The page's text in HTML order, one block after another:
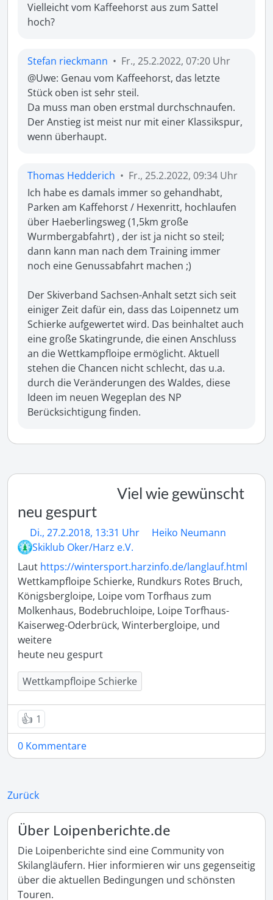
Vielleicht vom Kaffeehorst aus zum Sattel
hoch?
Stefan rieckmann • Fr., 25.2.2022, 07:20 Uhr
@Uwe: Genau vom Kaffeehorst, das letzte
Stück oben ist sehr steil.
Da muss man oben erstmal durchschnaufen.
Der Anstieg ist meist nur mit einer Klassikspur,
wenn überhaupt.
Thomas Hedderich • Fr., 25.2.2022, 09:34 Uhr
Ich habe es damals immer so gehandhabt,
Parken am Kaffehorst / Hexenritt, hochlaufen
über Haeberlingsweg (1,5km große
Wurmbergabfahrt) , der ist ja nicht so steil;
dann kann man nach dem Training immer
noch eine Genussabfahrt machen ;)
Der Skiverband Sachsen-Anhalt setzt sich seit
einiger Zeit dafür ein, dass das Loipennetz um
Schierke aufgewertet wird. Das beinhaltet auch
eine große Skatingrunde, die einen Anschluss
an die Wettkampfloipe ermöglicht. Aktuell
stehen die Chancen nicht schlecht, das u.a.
durch die Veränderungen des Waldes, diese
Ideen im neuen Wegeplan des NP
Berücksichtigung finden.
Viel wie gewünscht
neu gespurt
Di., 27.2.2018, 13:31 Uhr
Heiko Neumann
Skiklub Oker/Harz e.V.
Laut https://wintersport.harzinfo.de/langlauf.html
Wettkampfloipe Schierke, Rundkurs Rotes Bruch,
Königsbergloipe, Loipe vom Torfhaus zum
Molkenhaus, Bodebruchloipe, Loipe Torfhaus-
Kaiserweg-Oderbrück, Winterbergloipe, und
weitere
heute neu gespurt
Wettkampfloipe Schierke
👍 1
0 Kommentare
Zurück
Über Loipenberichte.de
Die Loipenberichte sind eine Community von
Skilangläufern. Hier informieren wir uns gegenseitig
über die aktuellen Bedingungen und schönsten
Touren.